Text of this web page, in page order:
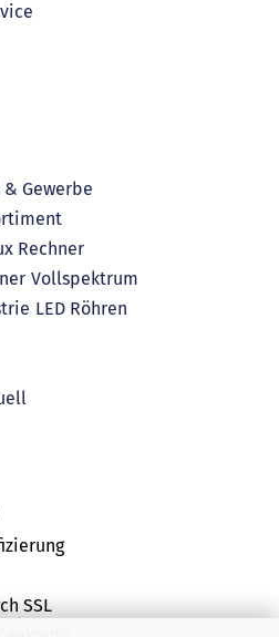
Gewerbe
Rechner
Vollspektrum
LED Röhren
SSL